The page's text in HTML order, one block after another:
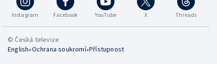
Instagram Facebook YouTube X Threads
© Česká televize
English•Ochrana soukromí•Přístupnost